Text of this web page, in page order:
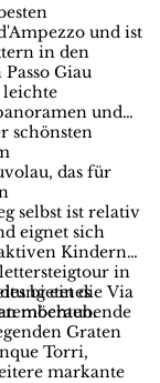
und ist
in den
Giau
leichte
und
schönsten
das für
selbst ist relativ
eignet sich
Kindern
in
eines
möchten.
bietet die Via
Graten
Torri,
markante